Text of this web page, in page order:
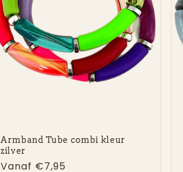
Armband Tube combi kleur
zilver
Normale
Vanaf €7,95